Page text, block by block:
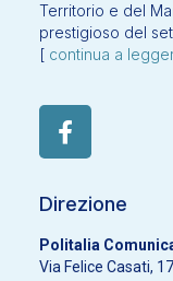
Territorio e del
prestigioso del
[ continua a
Direzione
Politalia
Via Felice Casati, 17